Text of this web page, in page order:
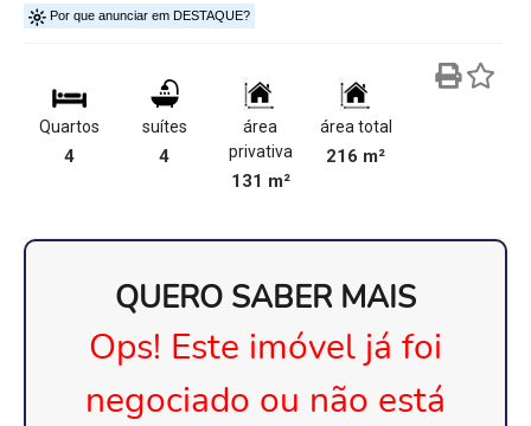
Por que anunciar em DESTAQUE?
Quartos
4
suítes
4
área
privativa
131 m²
área total
216 m²
QUERO SABER MAIS
Ops! Este imóvel já foi
negociado ou não está